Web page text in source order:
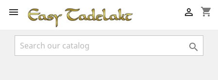
 shopping_cart

